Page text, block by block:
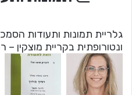
גלריית תמונות ותעודות
ונטורופתית בקריית מוצקין –